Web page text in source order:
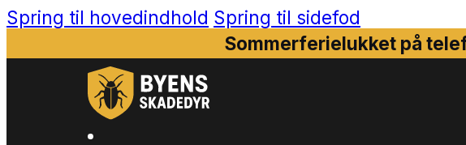
Spring til hovedindhold Spring til sidefod
Sommerferielukket på